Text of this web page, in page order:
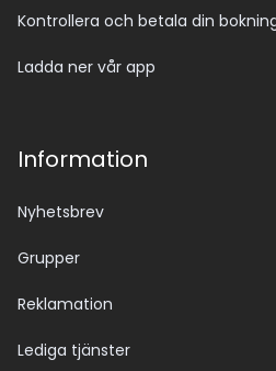
Kontrollera och betala din
Ladda ner vår app
Information
Nyhetsbrev
Grupper
Reklamation
Lediga tjänster